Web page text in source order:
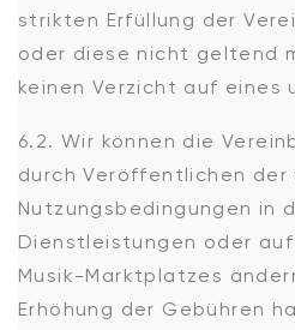
strikten Erfüllung der
oder diese nicht geltend
keinen Verzicht auf eines
6.2. Wir können die
durch Veröffentlichen
Nutzungsbedingungen in
Dienstleistungen oder
Musik-Marktplatzes
Erhöhung der Gebühren